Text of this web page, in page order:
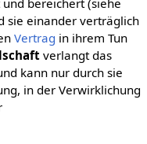
sie einander verträglich
Vertrag in ihrem Tun
verlangt das
kann nur durch sie
in der Verwirklichung